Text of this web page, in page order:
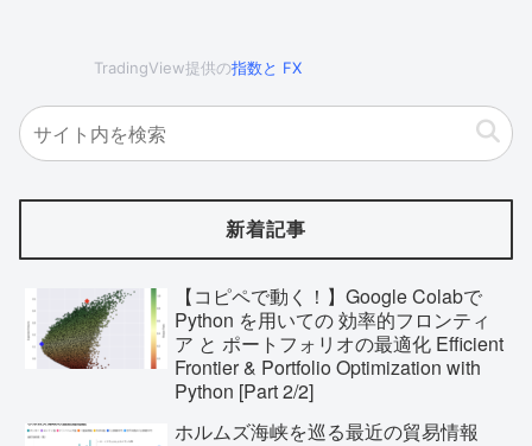
TradingView提供の指数と FX
新着記事
【コピペで動く！】Google Colabで
Python を用いての 効率的フロンティ
ア と ポートフォリオの最適化 Efficient
Frontier & Portfolio Optimization with
Python [Part 2/2]
ホルムズ海峡を巡る最近の貿易情報